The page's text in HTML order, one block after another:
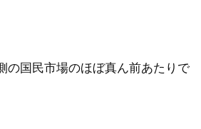
の国民市場のほぼ真ん前あたりで